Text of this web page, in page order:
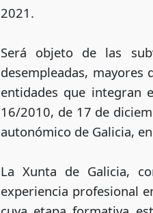
2021.
Será objeto de las
desempleadas,
entidades que integran
16/2010, de 17 de
autonómico de Galicia,
La Xunta de Galicia,
experiencia profesional